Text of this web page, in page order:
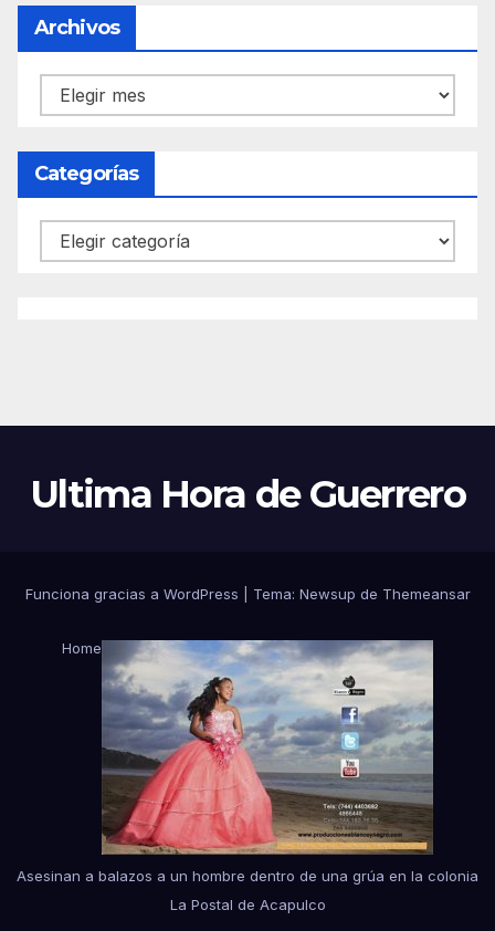
Archivos
Archivos
Categorías
Categorías
Ultima Hora de Guerrero
Funciona gracias a WordPress Tema: Newsup de Themeansar
Home
Asesinan a balazos a un hombre dentro de una grúa en la colonia
La Postal de Acapulco